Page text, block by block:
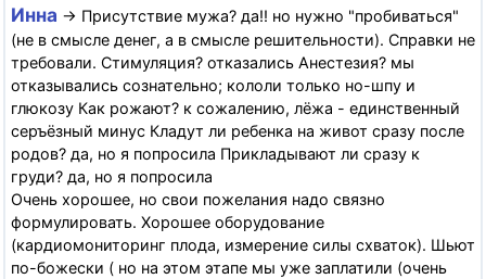
Инна → Присутствие мужа? да!! но нужно "пробиваться"
(не в смысле денег, а в смысле решительности). Справки не
требовали. Стимуляция? отказались Анестезия? мы
отказывались сознательно; кололи только но-шпу и
глюкозу Как рожают? к сожалению, лёжа - единственный
серъёзный минус Кладут ли ребенка на живот сразу после
родов? да, но я попросила Прикладывают ли сразу к
груди? да, но я попросила
Очень хорошее, но свои пожелания надо связно
формулировать. Хорошее оборудование
(кардиомониторинг плода, измерение силы схваток). Шьют
по-божески ( но на этом этапе мы уже заплатили (очень